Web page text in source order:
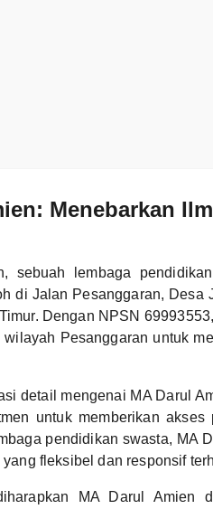
Menebarkan
sebuah lembaga
di Jalan Pesanggaran, Desa
Dengan NPSN
Pesanggaran untuk
detail mengenai MA Darul
untuk memberikan
pendidikan swasta, MA
fleksibel dan responsif
MA Darul Amien